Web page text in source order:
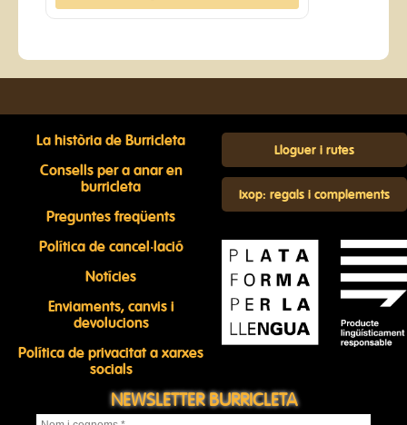
La història de Burricleta
Consells per a anar en
burricleta
Preguntes freqüents
Política de cancel·lació
Notícies
Enviaments, canvis i
devolucions
Política de privacitat a xarxes
socials
Lloguer i rutes
Ixop: regals i complements
NEWSLETTER BURRICLETA